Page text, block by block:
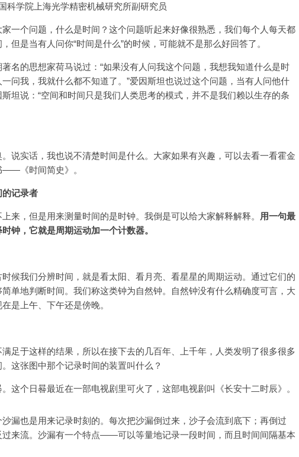
科学院上海光学精密机械研究所副研究员
个问题，什么是时间？这个问题听起来好像很熟悉，我们每个人每天都
但是当有人问你“时间是什么”的时候，可能就不是那么好回答了。
的思想家荷马说过：“如果没有人问我这个问题，我想我知道什么是时
问我，我就什么都不知道了。”爱因斯坦也说过这个问题，当有人问他什
坦说：“空间和时间只是我们人类思考的模式，并不是我们赖以生存的条
实话，我也说不清楚时间是什么。大家如果有兴趣，可以去看一看霍金
——《时间简史》。
的记录者
来，但是用来测量时间的是时钟。我倒是可以给大家解释解释。
用一句最
钟，它就是周期运动加一个计数器。
我们分辨时间，就是看太阳、看月亮、看星星的周期运动。通过它们的
单地判断时间。我们称这类钟为自然钟。自然钟没有什么精确度可言，大
在是上午、下午还是傍晚。
于这样的结果，所以在接下去的几百年、上千年，人类发明了很多很多
这张图中那个记录时间的装置叫什么？
个日晷最近在一部电视剧里可火了，这部电视剧叫《长安十二时辰》。
也是用来记录时刻的。每次把沙漏倒过来，沙子会流到底下；再倒过
过来流。沙漏有一个特点——可以等量地记录一段时间，而且时间间隔基本